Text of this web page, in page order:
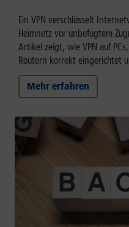
Ein VPN verschlüsselt
Heimnetz vor unbefugtem
Artikel zeigt, wie VPN auf
Routern korrekt eingerichtet
Mehr erfahren